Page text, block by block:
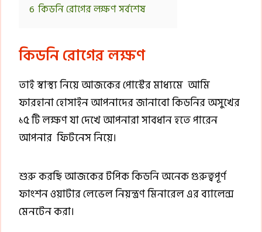
6 কিডনি রোগের লক্ষণ সর্বশেষ
কিডনি রোগের লক্ষণ
তাই স্বাস্থ্য নিয়ে আজকের পোস্টের মাধ্যমে আমি
ফারহানা হোসাইন আপনাদের জানাবো কিডনির অসুখের
১৫ টি লক্ষণ যা দেখে আপনারা সাবধান হতে পারেন
আপনার ফিটনেস নিয়ে।
শুরু করছি আজকের টপিক কিডনি অনেক গুরুত্বপূর্ণ
ফাংশন ওয়াটার লেভেল নিয়ন্ত্রণ মিনারেল এর ব্যালেন্স
মেনটেন করা।